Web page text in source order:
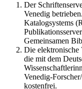
Der
Venedig
Katalogsystems
Gemeinsamen
Die
die mit dem
Venedig-
kostenfrei.